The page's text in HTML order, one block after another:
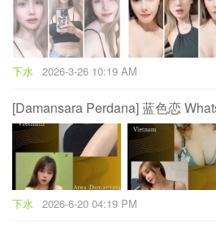
下水 2026-3-26 10:19 AM
[Damansara Perdana] 蓝色恋
下水 2026-6-20 04:19 PM